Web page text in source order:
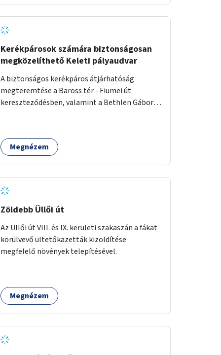
Kerékpárosok számára biztonságosan
megközelíthető Keleti pályaudvar
A biztonságos kerékpáros átjárhatóság
megteremtése a Baross tér - Fiumei út
kereszteződésben, valamint a Bethlen Gábor
Megnézem
Zöldebb Üllői út
Az Üllői út VIII. és IX. kerületi szakaszán a fákat
körülvevő ültetőkazetták kizöldítése
megfelelő növények telepítésével.
Megnézem